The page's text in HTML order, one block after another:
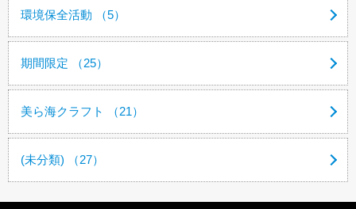
環境保全活動 （5）
期間限定 （25）
美ら海クラフト （21）
(未分類) （27）